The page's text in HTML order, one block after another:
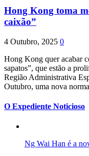
Hong Kong toma
caixão”
4 Outubro, 2025 0
Hong Kong quer acabar
sapatos”, que estão a
Região Administrativa
Outubro, uma nova
O Expediente Noticioso
Ng Wai Han é a